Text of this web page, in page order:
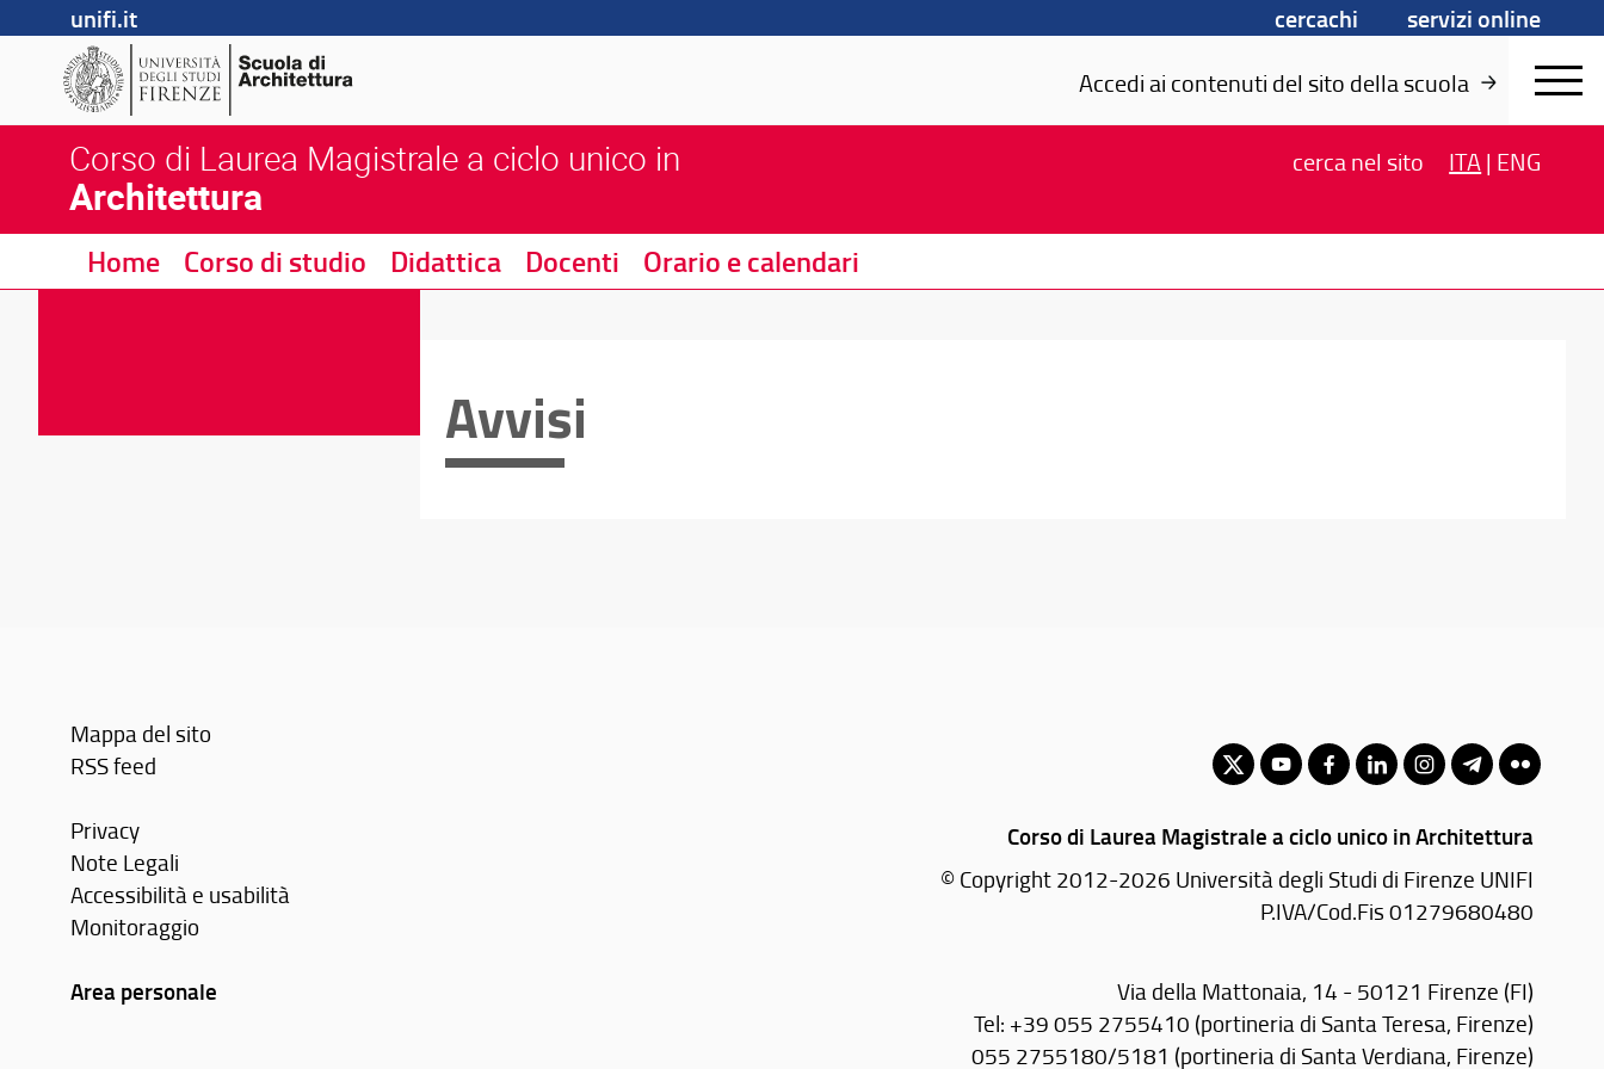
unifi.it cercachi
servizi online
Accedi ai contenuti del sito della scuola
Corso di Laurea Magistrale a ciclo unico in
Architettura
cerca nel sito ITA | ENG
Home Corso di studio Didattica Docenti Orario e calendari
Avvisi
Mappa del sito
RSS feed
Privacy
Note Legali
Accessibilità e usabilità
Monitoraggio
Area personale
Corso di Laurea Magistrale a ciclo unico in Architettura
© Copyright 2012-2026 Università degli Studi di Firenze UNIFI
P.IVA/Cod.Fis 01279680480
Via della Mattonaia, 14 - 50121 Firenze (FI)
Tel: +39 055 2755410 (portineria di Santa Teresa, Firenze)
055 2755180/5181 (portineria di Santa Verdiana, Firenze)